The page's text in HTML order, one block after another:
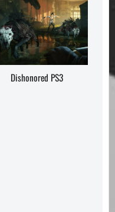
Dishonored PS3